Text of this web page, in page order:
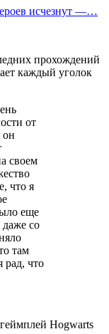
исчезнут —…
прохождений
каждый уголок
от
он
своем
что я
еще
со
там
рад, что
Hogwarts